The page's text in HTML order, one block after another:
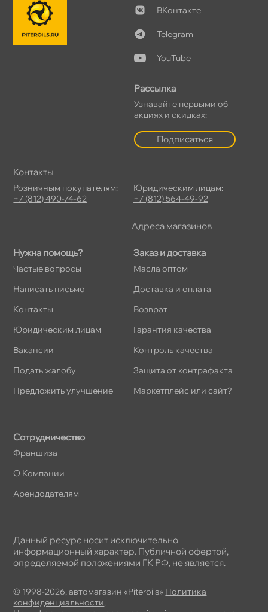
Нужна помощь?
Частые вопросы
Написать письмо
Контакты
Юридическим лицам
акансии
Подать жалобу
Предложить улучшение
Заказ и доставка
Масла оптом
Доставка и оплата
озврат
Гарантия качества
Контроль качества
Защита от контрафакта
Маркетплейс или сайт?
Контакте
Telegram
YouTube
Рассылка
Узнавайте первыми о
акциях и скидках:
Подписаться
Сотрудничество
Франшиза
О Компании
Арендодателям
Контакты
Розничным покупателям:
+7 (812) 490-74-62
Юридическим лицам:
+7 (812) 564-49-92
Адреса магазино
© 1998-2026, автомагазин «Piteroils» Политика
конфиденциальности,
Данный ресурс носит исключительно
информационный характер. Публичной офертой,
определяемой положениями ГК РФ, не является.